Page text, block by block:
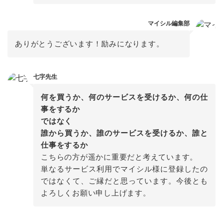
マイシル編集部
ありがとうございます！励みになります。
七字先生
何を買うか、何のサービスを受けるか、何の仕
事をするか
誰から買うか、誰のサービスを受けるか、誰と
仕事をするか
こちらの方が遥かに重要だと考えています。
単なるサービス利用でマイシル様に登録したの
ではなくて、ご縁だと思っています。今後とも
よろしくお願い申し上げます。